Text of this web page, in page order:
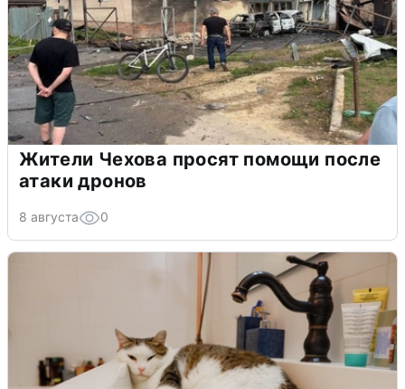
Жители Чехова просят помощи после
атаки дронов
8 августа 0